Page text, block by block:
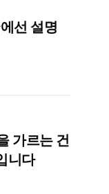
선 설명
가르는 건
니다